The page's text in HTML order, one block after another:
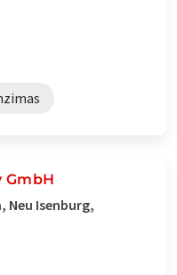
GmbH
Neu Isenburg,